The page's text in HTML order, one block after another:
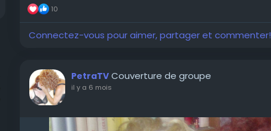
10
Connectez-vous pour aimer, partager et commenter!
PetraTV Couverture de groupe
il y a 6 mois